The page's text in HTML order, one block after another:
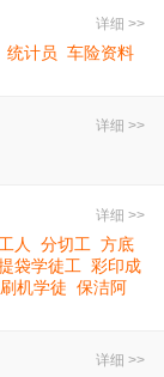
详细 >>
统计员 车险资料
详细 >>
详细 >>
人 分切工 方底
袋学徒工 彩印成
机学徒 保洁阿
详细 >>